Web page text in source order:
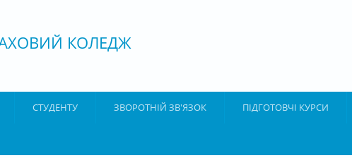
КОЛЕДЖ
СТУДЕНТУ ЗВОРОТНІЙ ЗВ'ЯЗОК ПІДГОТОВЧІ КУРСИ